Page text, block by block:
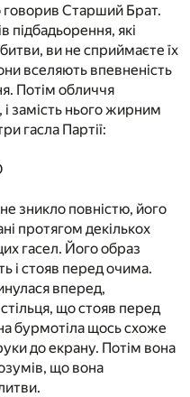
говорив Старший Брат.
підбадьорення, які
ви не сприймаєте їх
вселяють впевненість
Потім обличчя
замість нього жирним
гасла Партії:
зникло повністю, його
протягом декількох
гасел. Його образ
і стояв перед очима.
вперед,
що стояв перед
бурмотіла щось схоже
до екрану. Потім вона
що вона